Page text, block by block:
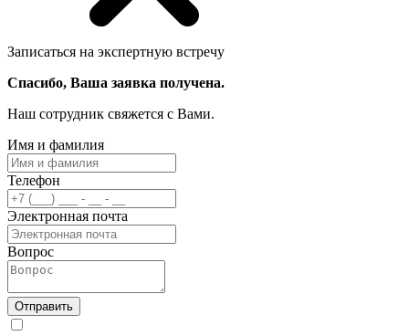
Записаться на экспертную встречу
Спасибо, Ваша заявка получена.
Наш сотрудник свяжется с Вами.
Имя и фамилия
Телефон
Электронная почта
Вопрос
Отправить